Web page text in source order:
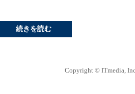
続きを読む
Copyright © ITmedia,